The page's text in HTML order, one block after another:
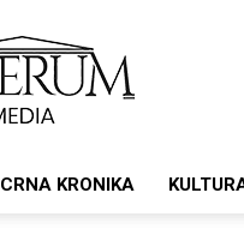
CRNA KRONIKA